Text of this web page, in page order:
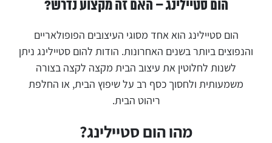
הום סטיילינג – האם זה מקצוע נדרש?
הום סטיילינג הוא אחד מסוגי העיצובים הפופולאריים
והנפוצים ביותר בשנים האחרונות. הודות להום סטיילינג ניתן
לשנות לחלוטין את עיצוב הבית מקצה לקצה בצורה
משמעותית ולחסוך כסף רב על שיפוץ הבית, או החלפת
ריהוט הבית.
מהו הום סטיילינג?